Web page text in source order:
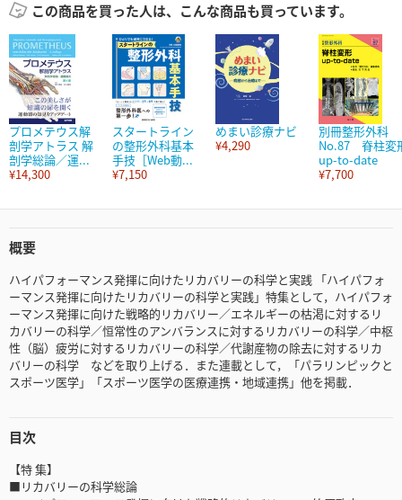
この商品を買った人は、こんな商品も買っています。
プロメテウス解
剖学アトラス 解
剖学総論／運...
¥14,300
スタートライン
の整形外科基本
手技［Web動...
¥7,150
めまい診療ナビ
¥4,290
別冊整形外科
No.87 脊柱変
up-to-date
¥7,700
概要
ハイパフォーマンス発揮に向けたリカバリーの科学と実践 「ハイパフォ
ーマンス発揮に向けたリカバリーの科学と実践」特集として，ハイパフォ
ーマンス発揮に向けた戦略的リカバリー／エネルギーの枯渇に対するリ
カバリーの科学／恒常性のアンバランスに対するリカバリーの科学／中枢
性（脳）疲労に対するリカバリーの科学／代謝産物の除去に対するリカ
バリーの科学 などを取り上げる．また連載として，「パラリンピックと
スポーツ医学」「スポーツ医学の医療連携・地域連携」他を掲載．
目次
【特 集】
■リカバリーの科学総論